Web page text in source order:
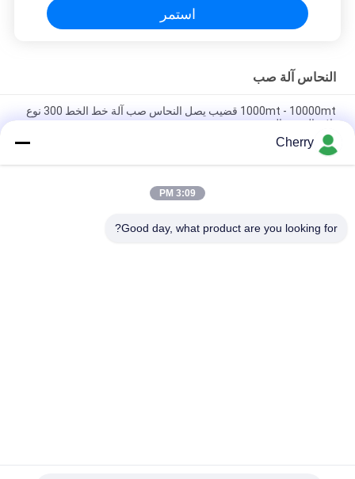
استمر
النحاس آلة صب
1000mt - 10000mt قضيب يصل النحاس صب آلة خط الخط 300 نوع
ثلاثة الجسم الفرن
النحاس ذوبان السرعة
Cherry
3:09 PM
Good day, what product are you looking for?